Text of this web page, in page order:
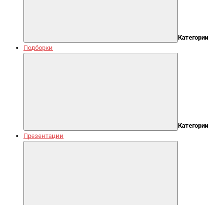
Категории
Подборки
Категории
Презентации